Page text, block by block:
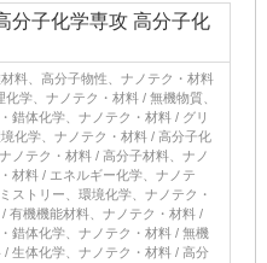
分子化学専攻 高分子化
料、高分子物性、ナノテク・材料
学、ナノテク・材料 / 無機物質、
錯体化学、ナノテク・材料 / グリ
化学、ナノテク・材料 / 高分子化
ノテク・材料 / 高分子材料、ナノ
材料 / エネルギー化学、ナノテ
ストリー、環境化学、ナノテク・
有機機能材料、ナノテク・材料 /
錯体化学、ナノテク・材料 / 無機
生体化学、ナノテク・材料 / 高分